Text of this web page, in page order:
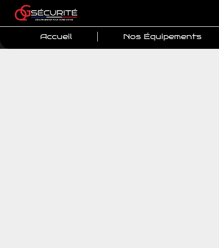
Accueil Nos Équipements